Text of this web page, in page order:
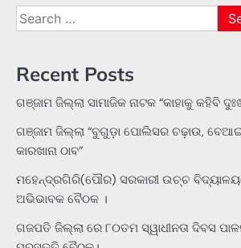
Search
for:
Recent Posts
ଗଞ୍ଜାମ ଜିଲ୍ଲା ସାମାଜିକ ନାଟକ “କାହାକୁ କହିବି
ଗଞ୍ଜାମ ଜିଲ୍ଲା “ବୁଗୁଡ଼ା ପୋଲିସର ଚଢ଼ାଉ,
କାରଖାନା ଠାବ”
ମହେନ୍ଦ୍ରଗିରି(ପୌର) ସରକାରୀ ଉଚ୍ଚ
ଅଭିଭାବକ ବୈଠକ ।
ଗଜପତି ଜିଲ୍ଲା ରେ ୮୦ତମ ସ୍ୱାଧୀନତା ଦିବସ